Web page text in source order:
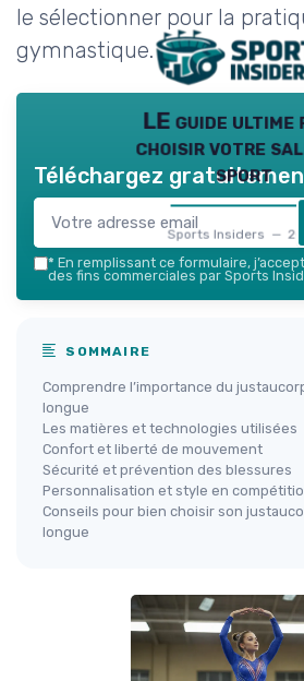
le sélectionner pour la
gymnastique.
LE guide ultime
choisir votre
sport
Sports Insiders —
Téléchargez
* En remplissant ce formulaire,
des fins commerciales par Sports
SOMMAIRE
Comprendre l’importance du
longue
Les matières et technologies utilisées
Confort et liberté de mouvement
Sécurité et prévention des blessures
Personnalisation et style en
Conseils pour bien choisir son
longue